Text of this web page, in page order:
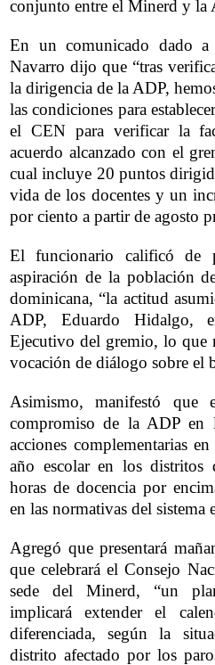
conjunto entre el Minerd y la
En un comunicado dado
Navarro dijo que “tras
la dirigencia de la ADP,
las condiciones para
el CEN para verificar la
acuerdo alcanzado con el
cual incluye 20 puntos
vida de los docentes y un
por ciento a partir de agosto
El funcionario calificó de
aspiración de la población
dominicana, “la actitud
ADP, Eduardo Hidalgo,
Ejecutivo del gremio, lo que
vocación de diálogo sobre el
Asimismo, manifestó
compromiso de la ADP en
acciones complementarias
año escolar en los distritos
horas de docencia por
en las normativas del
Agregó que presentará
que celebrará el Consejo
sede del Minerd, “un
implicará extender el
diferenciada, según la
distrito afectado por los